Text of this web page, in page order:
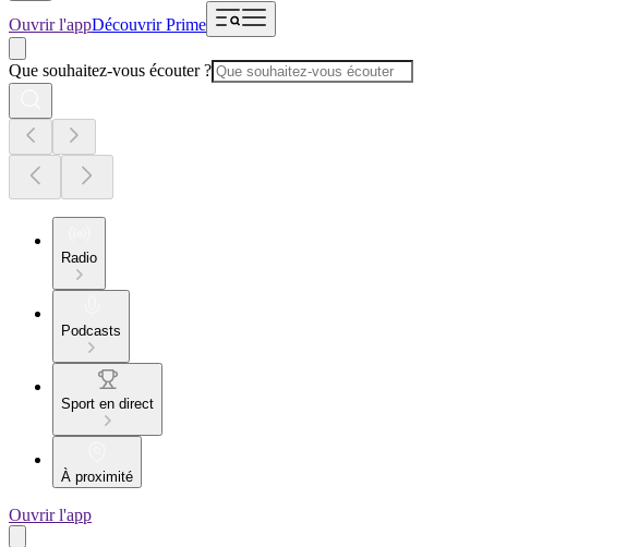
Ouvrir l'appDécouvrir Prime
Que souhaitez-vous écouter ?
Radio
Podcasts
Sport en direct
À proximité
Ouvrir l'app